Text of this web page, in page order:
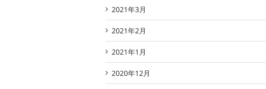
2021年3月
2021年2月
2021年1月
2020年12月